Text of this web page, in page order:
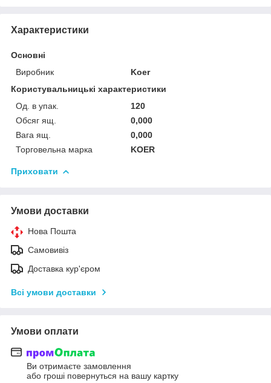
Характеристики
Основні
Виробник
Koer
Користувальницькі характеристики
Од. в упак.
120
Обсяг ящ.
0,000
Вага ящ.
0,000
Торговельна марка
KOER
Приховати
Умови доставки
Нова Пошта
Самовивіз
Доставка кур'єром
Всі умови доставки
Умови оплати
Ви отримаєте замовлення
або гроші повернуться на вашу картку